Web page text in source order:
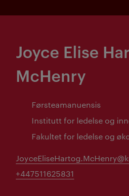
Joyce Elise
McHenry
Førsteamanuensis
Institutt for ledelse og
Fakultet for ledelse og
+447511625831